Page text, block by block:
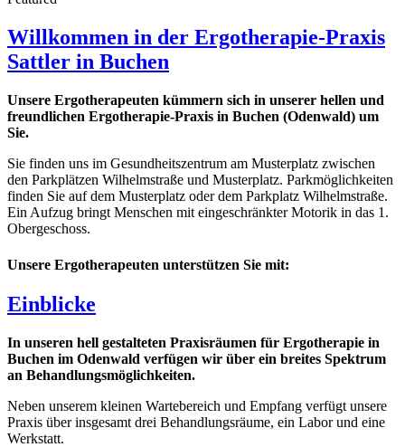
Willkommen in der Ergotherapie-Praxis
Sattler in Buchen
Unsere Ergotherapeuten kümmern sich in unserer hellen und
freundlichen Ergotherapie-Praxis in Buchen (Odenwald) um
Sie.
Sie finden uns im Gesundheitszentrum am Musterplatz zwischen
den Parkplätzen Wilhelmstraße und Musterplatz. Parkmöglichkeiten
finden Sie auf dem Musterplatz oder dem Parkplatz Wilhelmstraße.
Ein Aufzug bringt Menschen mit eingeschränkter Motorik in das 1.
Obergeschoss.
Unsere Ergotherapeuten unterstützen Sie mit:
Einblicke
In unseren hell gestalteten Praxisräumen für Ergotherapie in
Buchen im Odenwald verfügen wir über ein breites Spektrum
an Behandlungsmöglichkeiten.
Neben unserem kleinen Wartebereich und Empfang verfügt unsere
Praxis über insgesamt drei Behandlungsräume, ein Labor und eine
Werkstatt.